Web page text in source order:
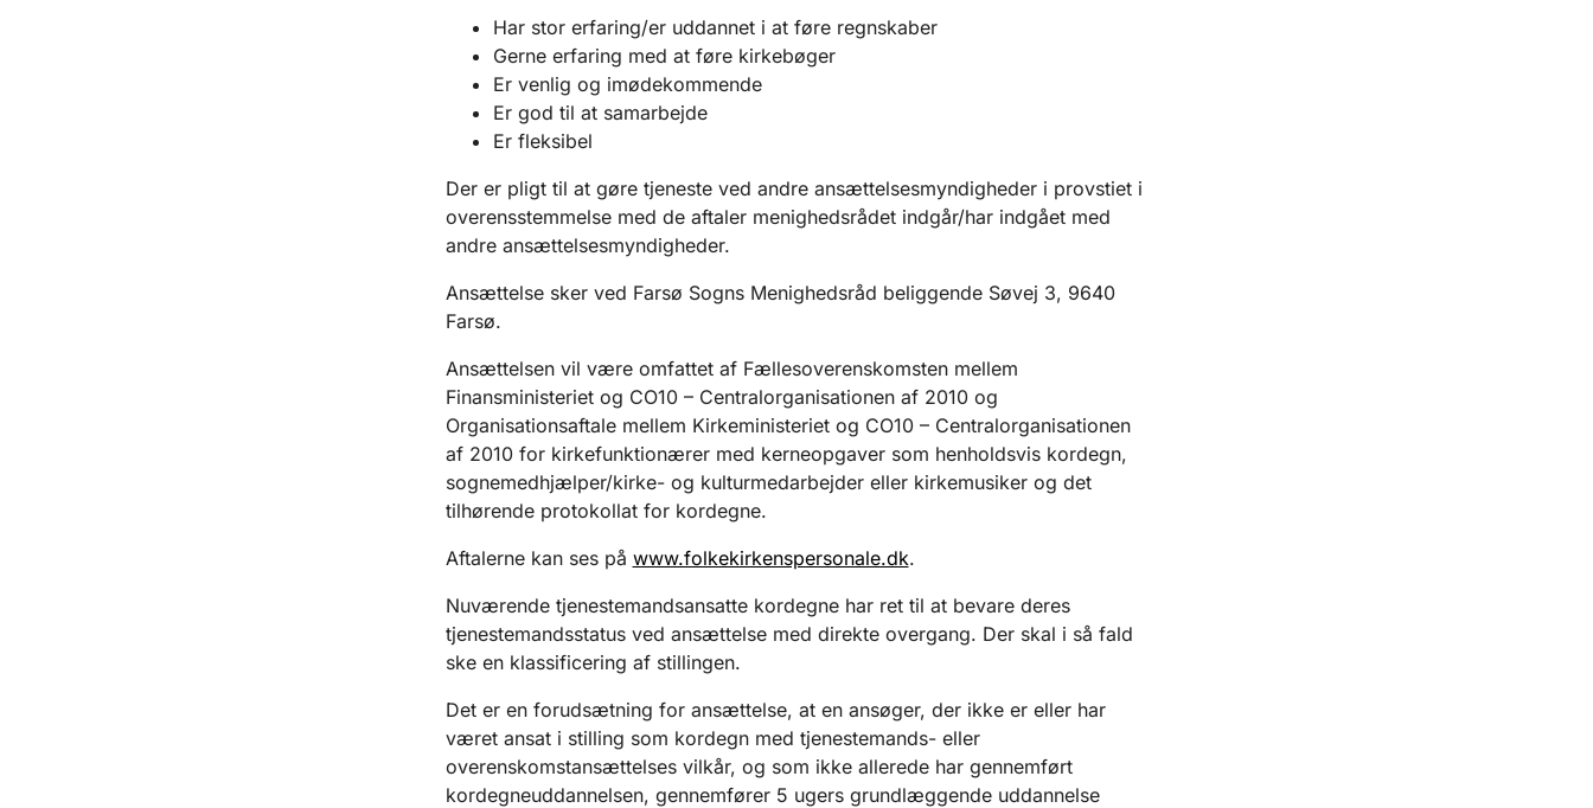
Har stor erfaring/er uddannet i at føre regnskaber
Gerne erfaring med at føre kirkebøger
Er venlig og imødekommende
Er god til at samarbejde
Er fleksibel
Der er pligt til at gøre tjeneste ved andre ansættelsesmyndigheder i provstiet i
overensstemmelse med de aftaler menighedsrådet indgår/har indgået med
andre ansættelsesmyndigheder.
Ansættelse sker ved Farsø Sogns Menighedsråd beliggende Søvej 3, 9640
Farsø.
Ansættelsen vil være omfattet af Fællesoverenskomsten mellem
Finansministeriet og CO10 – Centralorganisationen af 2010 og
Organisationsaftale mellem Kirkeministeriet og CO10 – Centralorganisationen
af 2010 for kirkefunktionærer med kerneopgaver som henholdsvis kordegn,
sognemedhjælper/kirke- og kulturmedarbejder eller kirkemusiker og det
tilhørende protokollat for kordegne.
Aftalerne kan ses på www.folkekirkenspersonale.dk.
Nuværende tjenestemandsansatte kordegne har ret til at bevare deres
tjenestemandsstatus ved ansættelse med direkte overgang. Der skal i så fald
ske en klassificering af stillingen.
Det er en forudsætning for ansættelse, at en ansøger, der ikke er eller har
været ansat i stilling som kordegn med tjenestemands- eller
overenskomstansættelses vilkår, og som ikke allerede har gennemført
kordegneuddannelsen, gennemfører 5 ugers grundlæggende uddannelse